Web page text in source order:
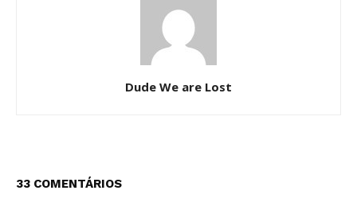
Dude We are Lost
33 COMENTÁRIOS